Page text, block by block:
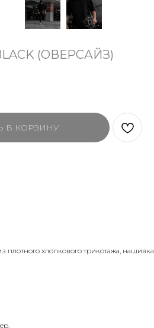
(ОВЕРСАЙЗ)
В КОРЗИНУ
плотного хлопкового трикотажа, нашивка